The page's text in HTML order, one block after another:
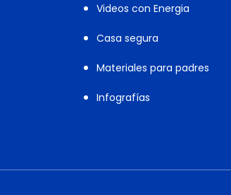
Videos con Energia
Casa segura
Materiales para padres
Infografías